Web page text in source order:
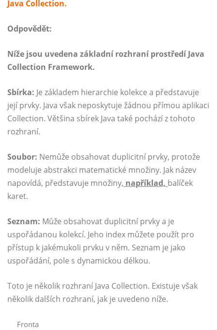
Java Collection.
Odpovědět:
Níže jsou uvedena základní rozhraní prostředí Java
Collection Framework.
Sbírka: Je základem hierarchie kolekce a představuje
její prvky. Java však neposkytuje žádnou přímou aplikaci
Collection. Většina sbírek Java také pochází z tohoto
rozhraní.
Soubor: Nemůže obsahovat duplicitní prvky, protože
modeluje abstrakci matematické množiny. Jak název
napovídá, představuje množiny, například, balíček
karet.
Seznam: Může obsahovat duplicitní prvky a je
uspořádanou kolekcí. Jeho index můžete použít pro
přístup k jakémukoli prvku v něm. Seznam je jako
uspořádání, pole s dynamickou délkou.
Toto je několik rozhraní Java Collection. Existuje však
několik dalších rozhraní, jak je uvedeno níže.
Fronta